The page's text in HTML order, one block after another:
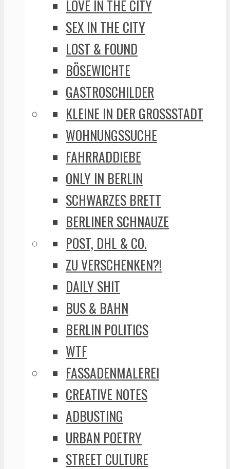
LOVE IN THE CITY
SEX IN THE CITY
LOST & FOUND
BÖSEWICHTE
GASTROSCHILDER
KLEINE IN DER GROSSSTADT
WOHNUNGSSUCHE
FAHRRADDIEBE
ONLY IN BERLIN
SCHWARZES BRETT
BERLINER SCHNAUZE
POST, DHL & CO.
ZU VERSCHENKEN?!
DAILY SHIT
BUS & BAHN
BERLIN POLITICS
WTF
FASSADENMALEREI
CREATIVE NOTES
ADBUSTING
URBAN POETRY
STREET CULTURE